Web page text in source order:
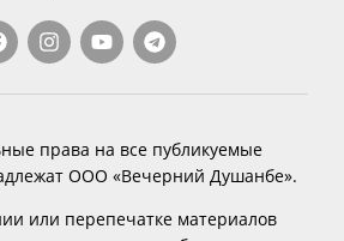
права на все публикуемые
ООО «Вечерний Душанбе».
или перепечатке материалов